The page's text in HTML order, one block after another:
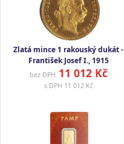
Zlatá mince 1 rakouský dukát -
František Josef I., 1915
bez DPH 11 012 Kč
s DPH 11 012 Kč